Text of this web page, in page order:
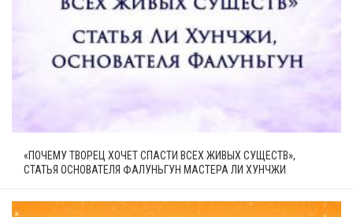
«ПОЧЕМУ ТВОРЕЦ ХОЧЕТ СПАСТИ ВСЕХ ЖИВЫХ СУЩЕСТВ»,
СТАТЬЯ ОСНОВАТЕЛЯ ФАЛУНЬГУН МАСТЕРА ЛИ ХУНЧЖИ